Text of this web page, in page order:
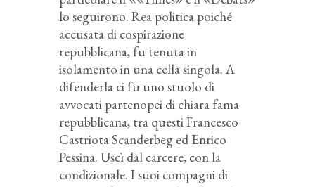
lo seguirono. Rea politica poiché
accusata di cospirazione
repubblicana, fu tenuta in
isolamento in una cella singola. A
difenderla ci fu uno stuolo di
avvocati partenopei di chiara fama
repubblicana, tra questi Francesco
Castriota Scanderbeg ed Enrico
Pessina. Uscì dal carcere, con la
condizionale. I suoi compagni di